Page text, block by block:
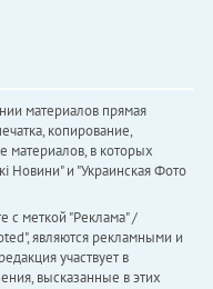
материалов прямая
копирование,
материалов, в которых
Новини" и "Украинская Фото
с меткой "Реклама" /
являются рекламными и
участвует в
высказанные в этих